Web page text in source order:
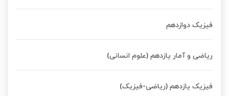
فیزیک دوازدهم
ریاضی و آمار یازدهم (علوم انسانی)
فیزیک یازدهم (ریاضی-فیزیک)